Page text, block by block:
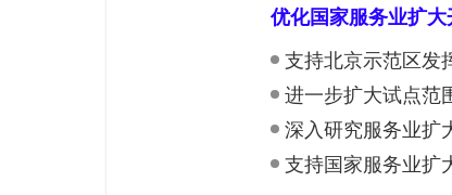
优化国家服务业扩大
支持北京示范区发
进一步扩大试点范
深入研究服务业扩
支持国家服务业扩